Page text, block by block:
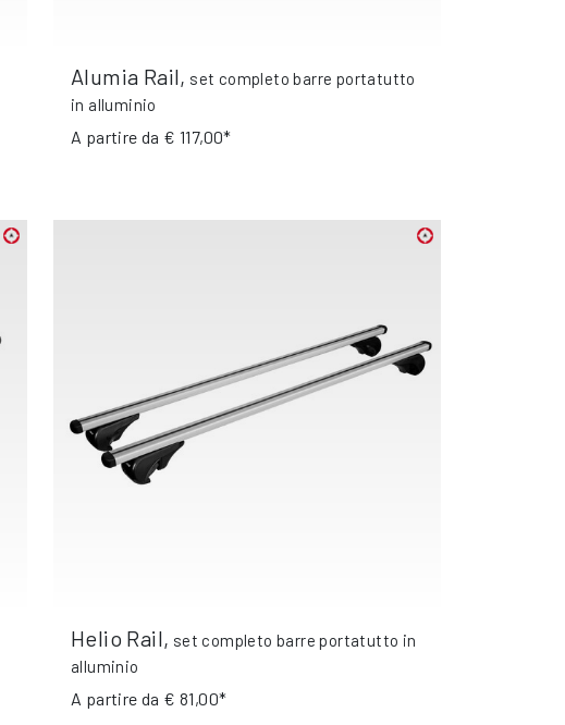
Alumia Rail, set completo barre portatutto
in alluminio
A partire da € 117,00*
Helio Rail, set completo barre portatutto in
alluminio
A partire da € 81,00*